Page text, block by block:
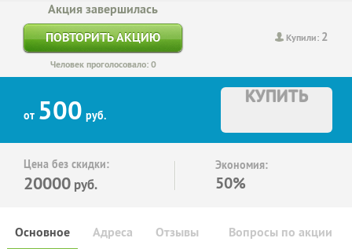
Купили: 2
Акция завершилась
ПОВТОРИТЬ АКЦИЮ
Человек проголосовало: 0
от 500 руб.
КУПИТЬ
Цена без скидки:
20000 руб.
Экономия:
50%
Основное Отзывы Вопросы по акции
Адреса